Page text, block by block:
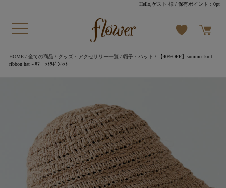
Hello,ゲスト 様 / 保有ポイント：0pt
HOME/ 全ての商品/ グッズ・アクセサリー一覧 / 帽子・ハット / 【40%OFF】summer knit
ribbon hat～ｻﾏｰﾆｯﾄﾘﾎﾞﾝﾊｯﾄ